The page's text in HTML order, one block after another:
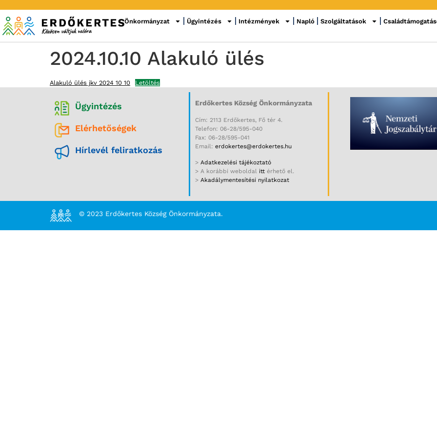
Önkormányzat Ügyintézés Intézmények Napló Szolgáltatások
2024.10.10 Alakuló ülés
Alakuló ülés jkv 2024 10 10 Letöltés
Ügyintézés
Elérhetőségek
Hírlevél feliratkozás
Erdőkertes Község Önkormányzata
Cím: 2113 Erdőkertes, Fő tér 4.
Telefon: 06-28/595-040
Fax: 06-28/595-041
Email: erdokertes@erdokertes.hu
> Adatkezelési tájékoztató
> A korábbi weboldal itt érhető el.
> Akadálymentesítési nyilatkozat
© 2023 Erdőkertes Község Önkormányzata.